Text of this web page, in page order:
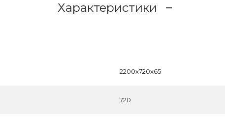
Характеристики
2200x720x65
720